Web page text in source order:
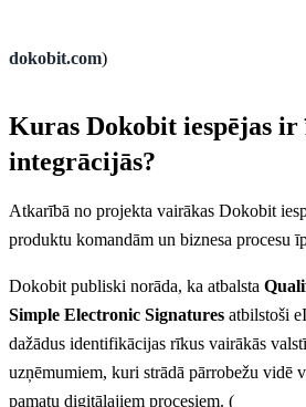
dokobit.com)
Kuras Dokobit iespējas ir
integrācijās?
Atkarībā no projekta vairākas Dokobit
produktu komandām un biznesa procesu
Dokobit publiski norāda, ka atbalsta
Simple Electronic Signatures atbilstoši
dažādus identifikācijas rīkus vairākās
uzņēmumiem, kuri strādā pārrobežu vidē
pamatu digitālajiem procesiem. (